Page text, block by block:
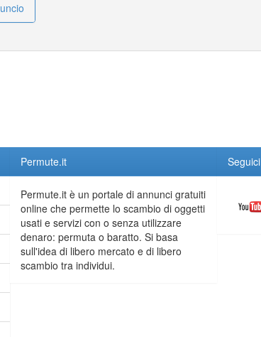
Permute.it
Permute.it è un portale di annunci gratuiti
online che permette lo scambio di oggetti
usati e servizi con o senza utilizzare
denaro: permuta o baratto. Si basa
sull'idea di libero mercato e di libero
scambio tra individui.
Seguici